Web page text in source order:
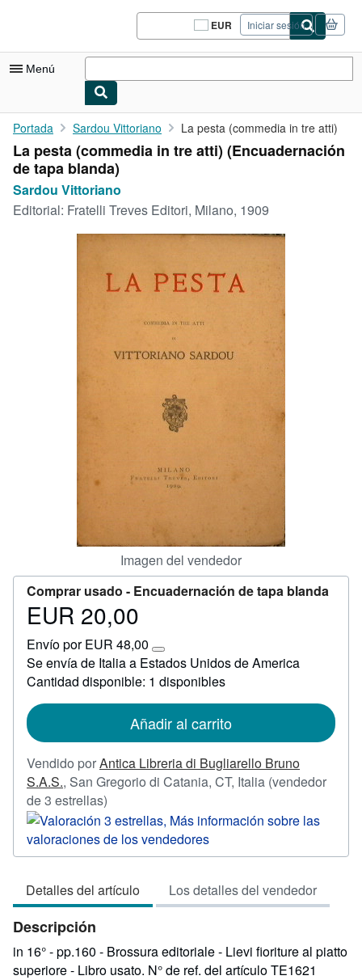
Pasar al contenido principal
EUR
Preferencias
de
del
Iniciar sesión
Menú
Mi cuenta
Consultar mis pedidos
Cerrar sesión
Búsqueda avanzada
Arte y coleccionismo
Comenzar a vender
CERRAR
Portada Sardou Vittoriano La pesta (commedia in tre atti)
La pesta (commedia in tre atti) (Encuadernación
de tapa blanda)
Sardou Vittoriano
Editorial: Fratelli Treves Editori, Milano, 1909
Imagen del vendedor
Comprar usado - Encuadernación de tapa blanda
Precio
20,00
EUR 20,00
Envío por EUR 48,00
Más
información
sobre
tarifas
envío
Se envía de Italia a Estados Unidos de America
Cantidad disponible: 1 disponibles
Añadir al carrito
Vendido porAntica Libreria di Bugliarello Bruno
S.A.S., San Gregorio di Catania, CT, Italia (vendedor
de 3 estrellas)
del
vendedor:
3
5
estrellas
Detalles del artículo Los detalles del vendedor
Descripción
in 16° - pp.160 - Brossura editoriale - Lievi fioriture al piatto
superiore - Libro usato. N° de ref. del artículo TE1621